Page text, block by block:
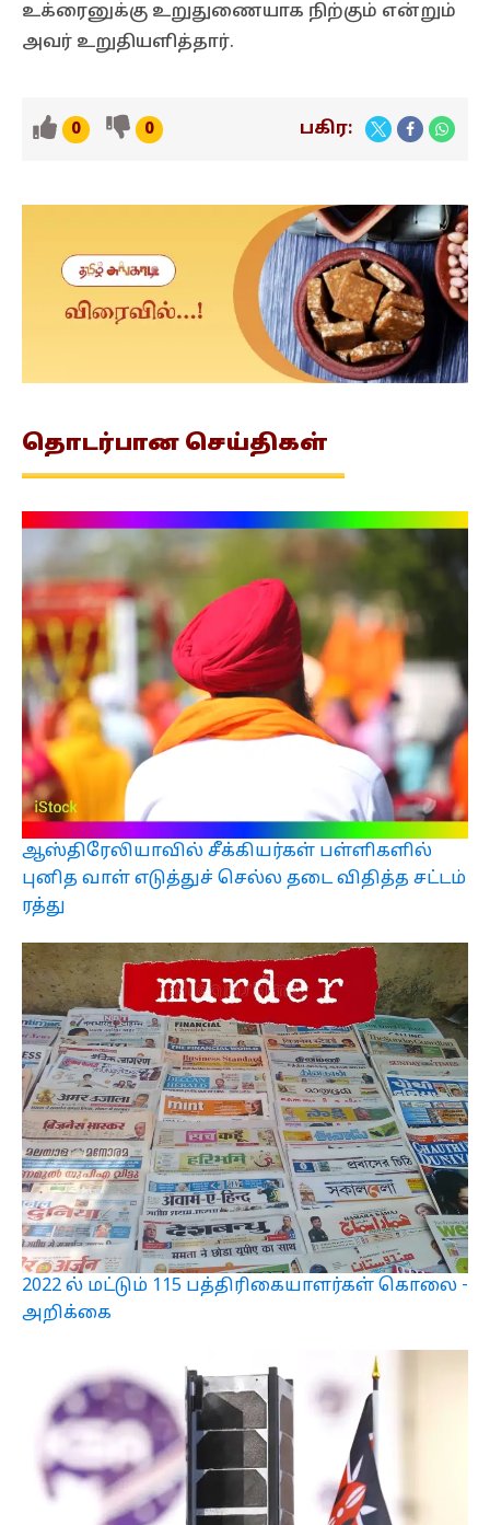
உக்ரைனுக்கு உறுதுணையாக நிற்கும் என்றும்
அவர் உறுதியளித்தார்.
0 0 பகிர:
தொடர்பான செய்திகள்
ஆஸ்திரேலியாவில் சீக்கியர்கள் பள்ளிகளில்
புனித வாள் எடுத்துச் செல்ல தடை விதித்த சட்டம்
ரத்து
2022 ல் மட்டும் 115 பத்திரிகையாளர்கள் கொலை -
அறிக்கை